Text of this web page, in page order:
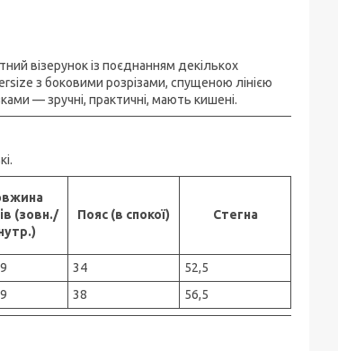
візерунок із поєднанням декількох
з боковими розрізами, спущеною лінією
— зручні, практичні, мають кишені.
(зовн./
Пояс (в спокої) Стегна
34
52,5
38 56,5